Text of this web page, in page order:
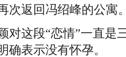
次返回冯绍峰的公寓
这段“恋情”一直是
确表示没有怀孕。